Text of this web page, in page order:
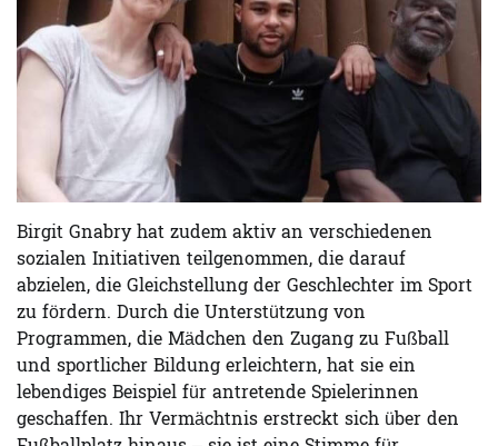
Birgit Gnabry hat zudem aktiv an verschiedenen
sozialen Initiativen teilgenommen, die darauf
abzielen, die Gleichstellung der Geschlechter im Sport
zu fördern. Durch die Unterstützung von
Programmen, die Mädchen den Zugang zu Fußball
und sportlicher Bildung erleichtern, hat sie ein
lebendiges Beispiel für antretende Spielerinnen
geschaffen. Ihr Vermächtnis erstreckt sich über den